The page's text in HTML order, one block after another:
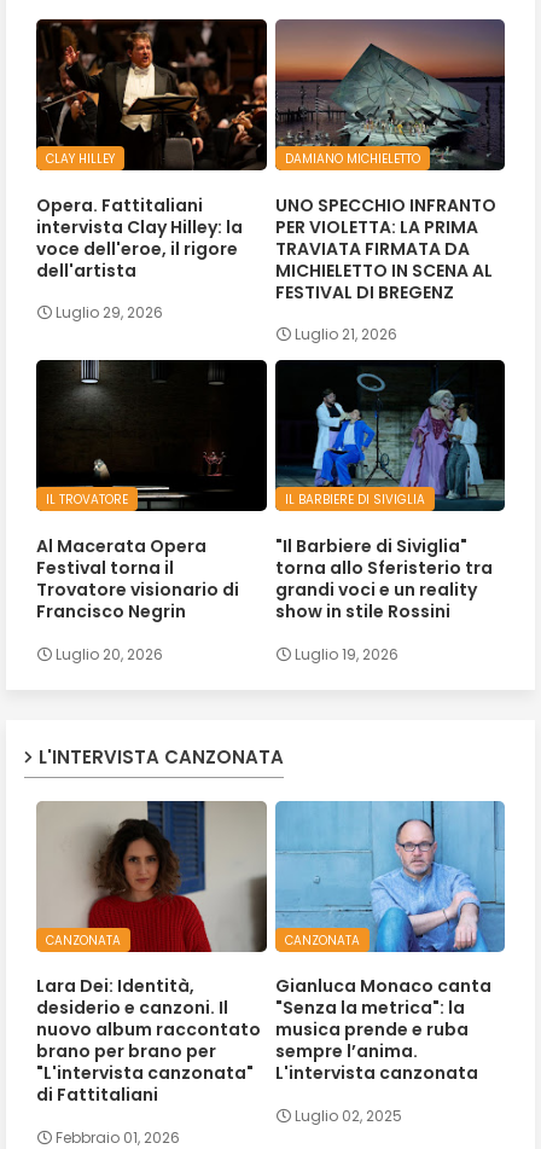
CLAY HILLEY
Opera. Fattitaliani
intervista Clay Hilley: la
voce dell'eroe, il rigore
dell'artista
Luglio 29, 2026
DAMIANO MICHIELETTO
UNO SPECCHIO INFRANTO
PER VIOLETTA: LA PRIMA
TRAVIATA FIRMATA DA
MICHIELETTO IN SCENA AL
FESTIVAL DI BREGENZ
Luglio 21, 2026
IL TROVATORE
Al Macerata Opera
Festival torna il
Trovatore visionario di
Francisco Negrin
Luglio 20, 2026
IL BARBIERE DI SIVIGLIA
"Il Barbiere di Siviglia"
torna allo Sferisterio tra
grandi voci e un reality
show in stile Rossini
Luglio 19, 2026
L'INTERVISTA CANZONATA
CANZONATA
Lara Dei: Identità,
desiderio e canzoni. Il
nuovo album raccontato
brano per brano per
"L'intervista canzonata"
di Fattitaliani
Febbraio 01, 2026
CANZONATA
Gianluca Monaco canta
"Senza la metrica": la
musica prende e ruba
sempre l’anima.
L'intervista canzonata
Luglio 02, 2025